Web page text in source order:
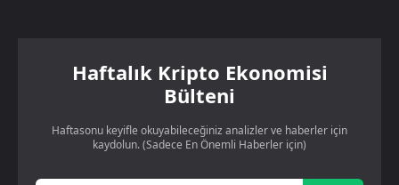
Haftalık Kripto Ekonomisi
Bülteni
Haftasonu keyifle okuyabileceğiniz analizler ve haberler için
kaydolun. (Sadece En Önemli Haberler için)